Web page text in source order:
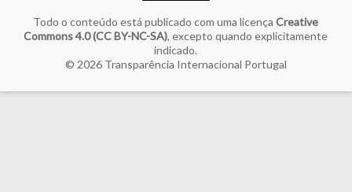
Todo o conteúdo está publicado com uma licençaCreative
Commons 4.0 (CC BY-NC-SA), excepto quando explicitamente
indicado.
© 2026 Transparência Internacional Portugal